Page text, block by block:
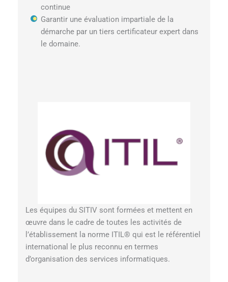
continue
Garantir une évaluation impartiale de la
démarche par un tiers certificateur expert dans
le domaine.
Les équipes du SITIV sont formées et mettent en
œuvre dans le cadre de toutes les activités de
l’établissement la norme ITIL® qui est le référentiel
international le plus reconnu en termes
d’organisation des services informatiques.